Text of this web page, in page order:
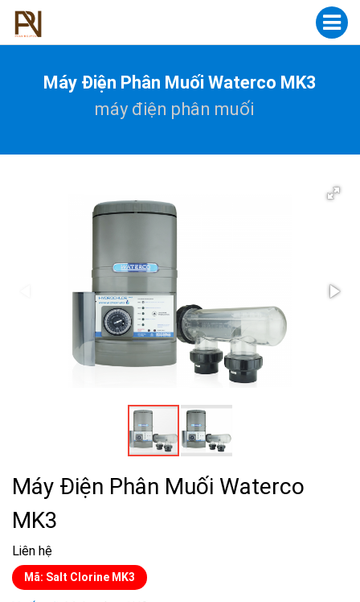
Máy Điện Phân Muối Waterco MK3
máy điện phân muối
Máy Điện Phân Muối Waterco
MK3
Liên hệ
Mã: Salt Clorine MK3